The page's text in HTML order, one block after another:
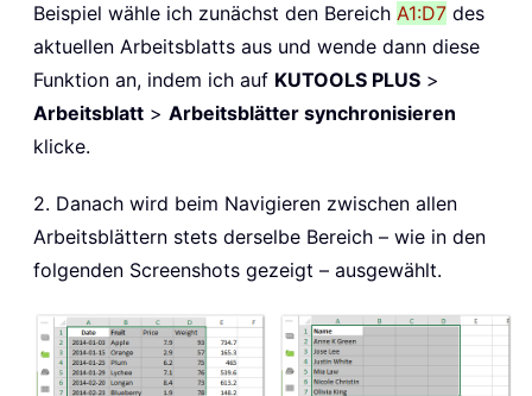
Beispiel wähle ich zunächst den Bereich A1:D7 des
aktuellen Arbeitsblatts aus und wende dann diese
Funktion an, indem ich auf KUTOOLS PLUS >
Arbeitsblatt > Arbeitsblätter synchronisieren
klicke.
2. Danach wird beim Navigieren zwischen allen
Arbeitsblättern stets derselbe Bereich – wie in den
folgenden Screenshots gezeigt – ausgewählt.